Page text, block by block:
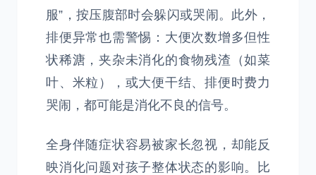
服”，按压腹部时会躲闪或哭闹。此外，
排便异常也需警惕：大便次数增多但性
状稀溏，夹杂未消化的食物残渣（如菜
叶、米粒），或大便干结、排便时费力
哭闹，都可能是消化不良的信号。
全身伴随症状容易被家长忽视，却能反
映消化问题对孩子整体状态的影响。比